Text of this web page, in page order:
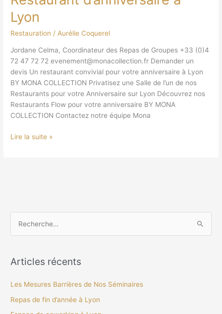
Lyon
Restauration / Aurélie Coquerel
Jordane Celma, Coordinateur des Repas de Groupes +33 (0)4
72 47 72 72 evenement@monacollection.fr Demander un
devis Un restaurant convivial pour votre anniversaire à Lyon
BY MONA COLLECTION Privatisez une Salle de l’un de nos
Restaurants pour votre Anniversaire sur Lyon Découvrez nos
Restaurants Flow pour votre anniversaire BY MONA
COLLECTION Contactez notre équipe Mona
Lire la suite »
hArticles récents
Les Mesures Barrières de Nos Séminaires
Repas de fin d’année à Lyon